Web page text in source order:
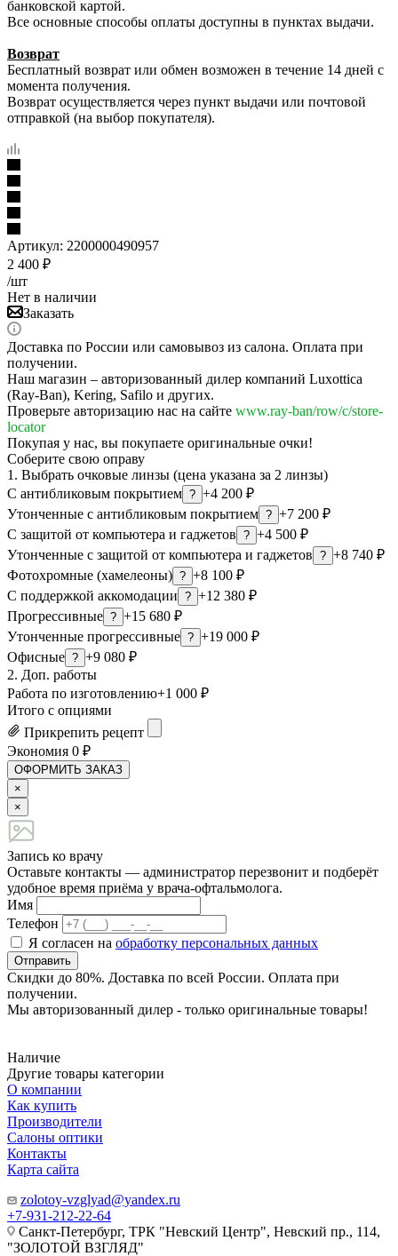
банковской картой.
Все основные способы оплаты доступны в пунктах выдачи.
Возврат
Бесплатный возврат или обмен возможен в течение 14 дней с
момента получения.
Возврат осуществляется через пункт выдачи или почтовой
отправкой (на выбор покупателя).
Артикул: 2200000490957
2 400 ₽
/шт
Нет в наличии
Заказать
Доставка по России или самовывоз из салона. Оплата при
получении.
Наш магазин – авторизованный дилер компаний Luxottica
(Ray-Ban), Kering, Safilo и других.
Проверьте авторизацию нас на сайте www.ray-ban/row/c/store-
locator
Покупая у нас, вы покупаете оригинальные очки!
Соберите свою оправу
1. Выбрать очковые линзы (цена указана за 2 линзы)
С антибликовым покрытием ? +4 200 ₽
Утонченные с антибликовым покрытием ? +7 200 ₽
С защитой от компьютера и гаджетов ? +4 500 ₽
Утонченные с защитой от компьютера и гаджетов ? +8 740 ₽
Фотохромные (хамелеоны) ? +8 100 ₽
С поддержкой аккомодации ? +12 380 ₽
Прогрессивные ? +15 680 ₽
Утонченные прогрессивные ? +19 000 ₽
Офисные ? +9 080 ₽
2. Доп. работы
Работа по изготовлению+1 000 ₽
Итого с опциями
Прикрепить рецепт
Экономия 0 ₽
ОФОРМИТЬ ЗАКАЗ
×
×
Запись ко врачу
Оставьте контакты — администратор перезвонит и подберёт
удобное время приёма у врача-офтальмолога.
Имя
Телефон
Я согласен на обработку персональных данных
Отправить
Скидки до 80%. Доставка по всей России. Оплата при
получении.
Мы авторизованный дилер - только оригинальные товары!
Наличие
Другие товары категории
О компании
Как купить
Производители
Салоны оптики
Контакты
Карта сайта
zolotoy-vzglyad@yandex.ru
+7-931-212-22-64
Санкт-Петербург, ТРК "Невский Центр", Невский пр., 114,
"ЗОЛОТОЙ ВЗГЛЯД"